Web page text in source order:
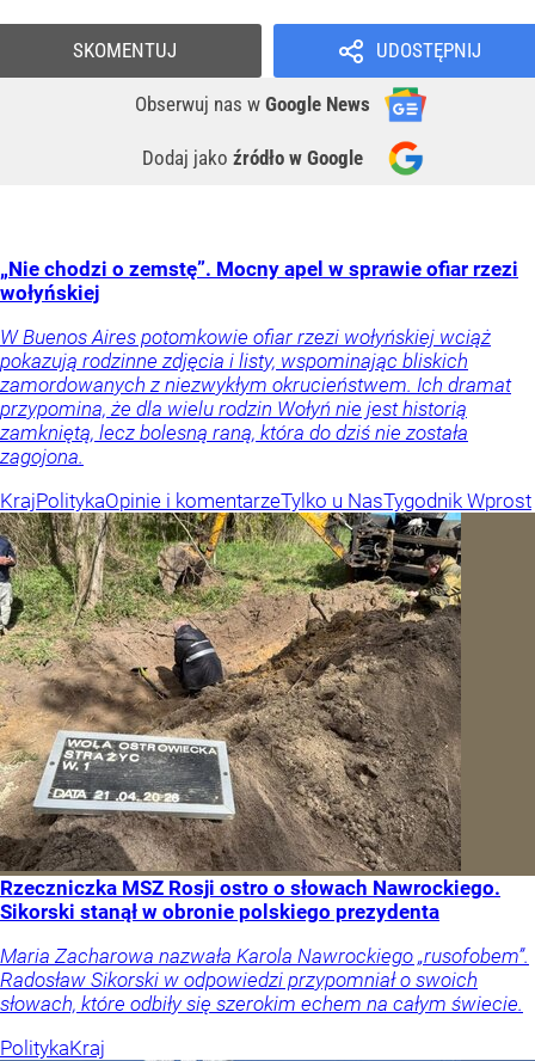
UDOSTĘPNIJ
Obserwuj nas w Google News
Dodaj jako źródło w Google
SKOMENTUJ
„Nie chodzi o zemstę”. Mocny apel w sprawie ofiar rzezi
wołyńskiej
W Buenos Aires potomkowie ofiar rzezi wołyńskiej wciąż
pokazują rodzinne zdjęcia i listy, wspominając bliskich
zamordowanych z niezwykłym okrucieństwem. Ich dramat
przypomina, że dla wielu rodzin Wołyń nie jest historią
zamkniętą, lecz bolesną raną, która do dziś nie została
zagojona.
KrajPolitykaOpinie i komentarzeTylko u NasTygodnik Wprost
Rzeczniczka MSZ Rosji ostro o słowach Nawrockiego.
Sikorski stanął w obronie polskiego prezydenta
Maria Zacharowa nazwała Karola Nawrockiego „rusofobem”.
Radosław Sikorski w odpowiedzi przypomniał o swoich
słowach, które odbiły się szerokim echem na całym świecie.
PolitykaKraj